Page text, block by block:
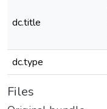
dc.title
dc.type
Files